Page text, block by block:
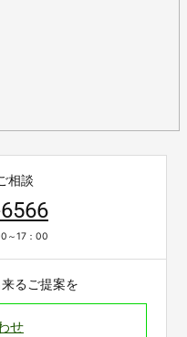
相談
～17：00
るご提案を
せ